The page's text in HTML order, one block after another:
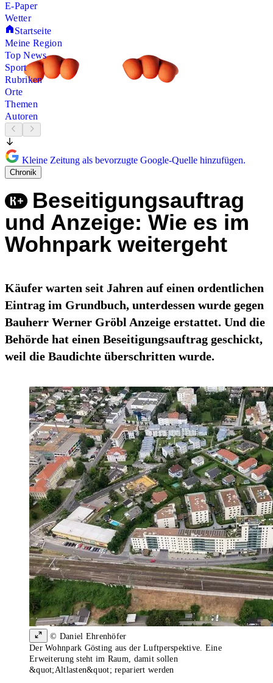
E-Paper
Wetter
Startseite
Meine Region
Top News
Sport
Rubriken
Orte
Themen
Autoren
Kleine Zeitung als bevorzugte Google-Quelle hinzufügen.
Chronik
Beseitigungsauftrag
und Anzeige: Wie es im
Wohnpark weitergeht
Käufer warten seit Jahren auf einen ordentlichen
Eintrag im Grundbuch, unterdessen wurde gegen
Bauherr Werner Gröbl Anzeige erstattet. Und die
Behörde hat einen Beseitigungsauftrag geschickt,
weil die Baudichte überschritten wurde.
© Daniel Ehrenhöfer
Der Wohnpark Gösting aus der Luftperspektive. Eine
Erweiterung steht im Raum, damit sollen
&quot;Altlasten&quot; repariert werden